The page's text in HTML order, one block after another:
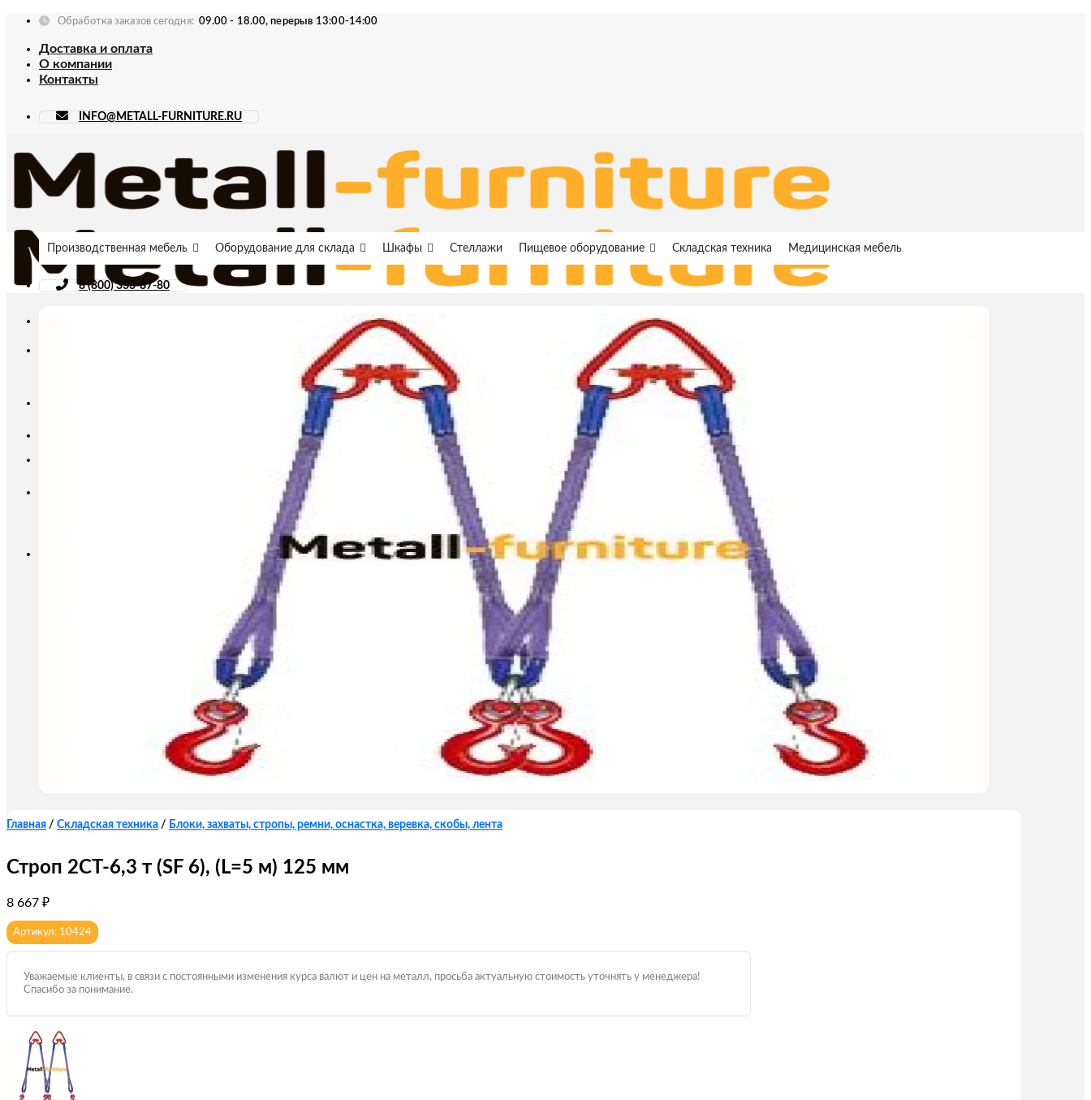
Skip
content
Обработка заказов сегодня: 09.00 - 18.00, перерыв 13:00-14:00
Доставка и оплата
О компании
Контакты
INFO@METALL-FURNITURE.RU
Производственная мебель Оборудование для склада Шкафы Стеллажи Пищевое оборудование Складская техника Медицинская мебель
8 (800) 333-87-80
Главная / Складская техника / Блоки, захваты, стропы, ремни, оснастка, веревка, скобы, лента
Строп 2СТ-6,3 т (SF 6), (L=5 м) 125 мм
8 667 ₽
Артикул: 10424
Уважаемые клиенты, в связи с постоянными изменения курса валют и цен на металл, просьба актуальную стоимость уточнять у менеджера!
Спасибо за понимание.